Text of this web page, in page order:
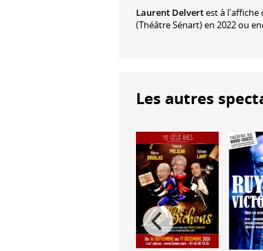
Laurent Delvertest à l'affiche
(Théâtre Sénart) en 2022 ou
Les autres